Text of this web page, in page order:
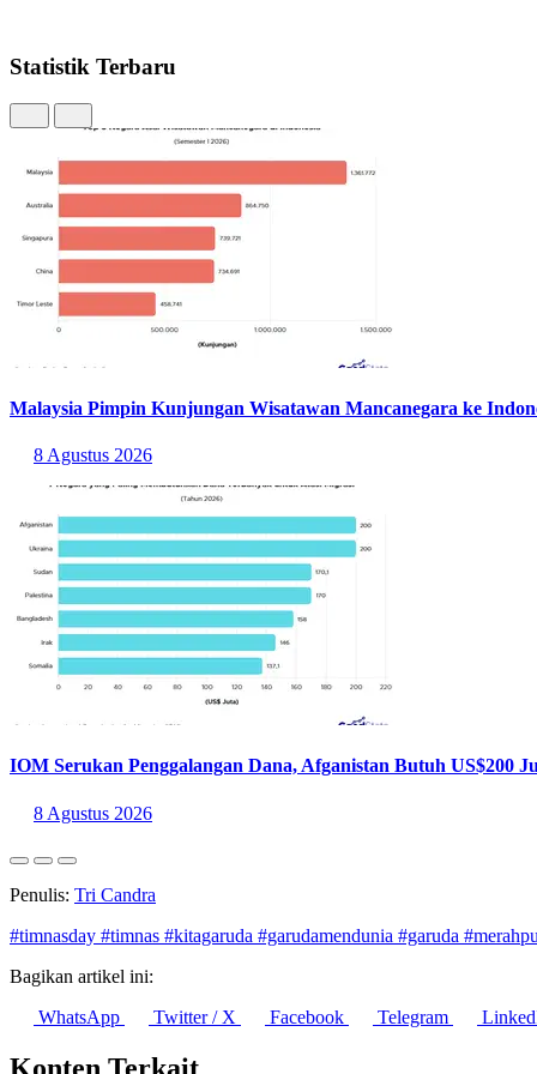
Statistik Terbaru
Malaysia Pimpin Kunjungan Wisatawan Mancanegara ke
8 Agustus 2026
IOM Serukan Penggalangan Dana, Afganistan Butuh US$200
8 Agustus 2026
Penulis: Tri Candra
#timnasday #timnas #kitagaruda #garudamendunia #garuda
Bagikan artikel ini:
WhatsApp
Twitter / X Facebook Telegram
Konten Terkait